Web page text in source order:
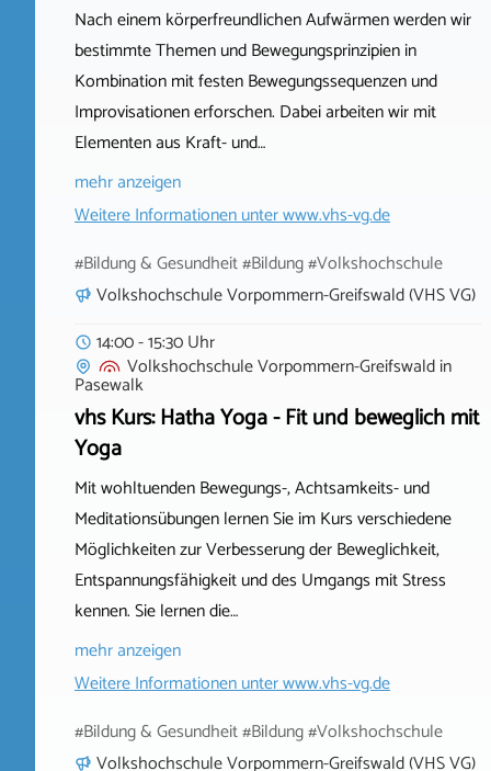
Nach einem körperfreundlichen Aufwärmen werden wir
bestimmte Themen und Bewegungsprinzipien in
Kombination mit festen Bewegungssequenzen und
Improvisationen erforschen. Dabei arbeiten wir mit
Elementen aus Kraft- und…
mehr anzeigen
Weitere Informationen unterwww.vhs-vg.de
#Bildung & Gesundheit #Bildung #Volkshochschule
Volkshochschule Vorpommern-Greifswald (VHS VG)
14:00 - 15:30 Uhr
Volkshochschule Vorpommern-Greifswaldin
Pasewalk
vhs Kurs: Hatha Yoga - Fit und beweglich mit
Yoga
Mit wohltuenden Bewegungs-, Achtsamkeits- und
Meditationsübungen lernen Sie im Kurs verschiedene
Möglichkeiten zur Verbesserung der Beweglichkeit,
Entspannungsfähigkeit und des Umgangs mit Stress
kennen. Sie lernen die…
mehr anzeigen
Weitere Informationen unterwww.vhs-vg.de
#Bildung & Gesundheit #Bildung #Volkshochschule
Volkshochschule Vorpommern-Greifswald (VHS VG)